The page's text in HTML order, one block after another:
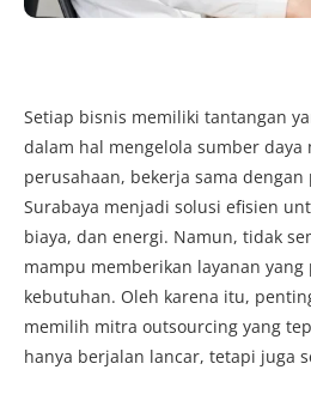
Setiap bisnis memiliki tantangan
dalam hal mengelola sumber daya
perusahaan, bekerja sama
Surabaya menjadi solusi efisien
biaya, dan energi. Namun, tidak
mampu memberikan layanan
kebutuhan. Oleh karena itu,
memilih mitra outsourcing yang
hanya berjalan lancar, tetapi juga